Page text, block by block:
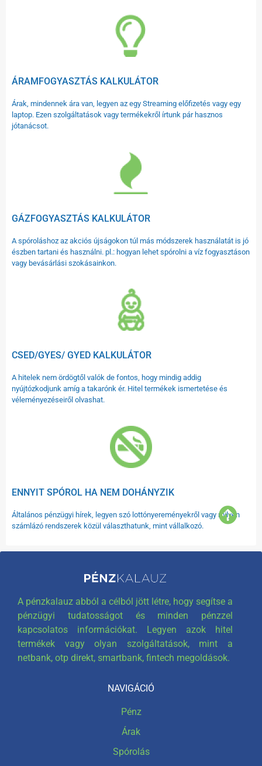
ÁRAMFOGYASZTÁS KALKULÁTOR
Árak, mindennek ára van, legyen az egy Streaming előfizetés vagy egy
laptop. Ezen szolgáltatások vagy termékekről írtunk pár hasznos
jótanácsot.
GÁZFOGYASZTÁS KALKULÁTOR
A spóroláshoz az akciós újságokon túl más módszerek használatát is jó
észben tartani és használni. pl.: hogyan lehet spórolni a víz fogyasztáson
vagy bevásárlási szokásainkon.
CSED/GYES/ GYED KALKULÁTOR
A hitelek nem ördögtől valók de fontos, hogy mindig addig
nyújtózkodjunk amíg a takarónk ér. Hitel termékek ismertetése és
véleményezéseiről olvashat.
ENNYIT SPÓROL HA NEM DOHÁNYZIK
Általános pénzügyi hírek, legyen szó lottónyereményekről vagy milyen
számlázó rendszerek közül választhatunk, mint vállalkozó.
A pénzkalauz abból a célból jött létre, hogy segítse a
pénzügyi tudatosságot és minden pénzzel
kapcsolatos információkat. Legyen azok hitel
termékek vagy olyan szolgáltatások, mint a
netbank, otp direkt, smartbank, fintech megoldások.
NAVIGÁCIÓ
Pénz
Árak
Spórolás